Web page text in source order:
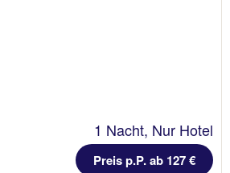
1 Nacht, Nur Hotel
Preis p.P. ab 127 €